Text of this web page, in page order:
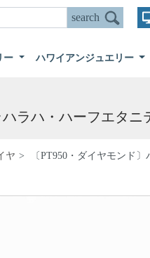
ー ハワイアンジュエリー
ハラハ・ハーフエタニ
ヤ 〔PT950・ダイヤモンド